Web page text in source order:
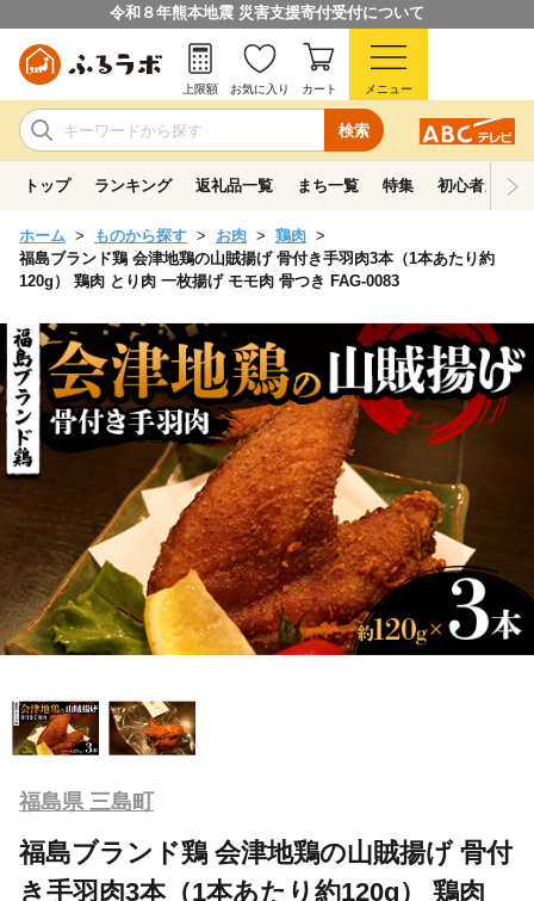
令和８年熊本地震 災害支援寄付受付について
検索
上限額 お気に入り カート メニュー
トップ ランキング 返礼品一覧 まち一覧 特集 初心者ガイド
ホーム ものから探す お肉
鶏肉
福島ブランド鶏 会津地鶏の山賊揚げ 骨付き手羽肉3本（1本あたり約
120g） 鶏肉 とり肉 一枚揚げ モモ肉 骨つき FAG-0083
福島県 三島町
福島ブランド鶏 会津地鶏の山賊揚げ 骨付
き手羽肉3本（1本あたり約120g） 鶏肉